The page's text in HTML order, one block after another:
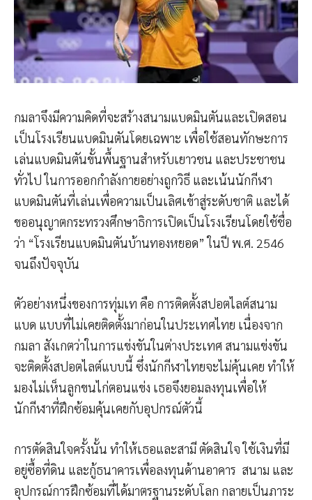
กมลาจึงมีความคิดที่จะสร้างสนามแบดมินตันและเปิดสอน
เป็นโรงเรียนแบดมินตันโดยเฉพาะ เพื่อใช้สอนทักษะการ
เล่นแบดมินตันขั้นพื้นฐานสำหรับเยาวชน และประชาชน
ทั่วไป ในการออกกำลังกายอย่างถูกวิธี และเน้นนักกีฬา
แบดมินตันที่เล่นเพื่อความเป็นเลิศเข้าสู่ระดับชาติ และได้
ขออนุญาตกระทรวงศึกษาธิการเปิดเป็นโรงเรียนโดยใช้ชื่อ
ว่า “โรงเรียนแบดมินตันบ้านทองหยอด” ในปี พ.ศ. 2546
จนถึงปัจจุบัน
ตัวอย่างหนึ่งของการทุ่มเท คือ การติดตั้งสปอตไลต์สนาม
แบด แบบที่ไม่เคยติดตั้งมาก่อนในประเทศไทย เนื่องจาก
กมลา สังเกตว่าในการแข่งขันในต่างประเทศ สนามแข่งขัน
จะติดตั้งสปอตไลต์แบบนี้ ซึ่งนักกีฬาไทยจะไม่คุ้นเคย ทำให้
มองไม่เห็นลูกขนไก่ตอนแข่ง เธอจึงยอมลงทุนเพื่อให้
นักกีฬาที่ฝึกซ้อมคุ้นเคยกับอุปกรณ์ตัวนี้
การตัดสินใจครั้งนั้น ทำให้เธอและสามี ตัดสินใจ ใช้เงินที่มี
อยู่ซื้อที่ดิน และกู้ธนาคารเพื่อลงทุนด้านอาคาร สนาม และ
อุปกรณ์การฝึกซ้อมที่ได้มาตรฐานระดับโลก กลายเป็นภาระ